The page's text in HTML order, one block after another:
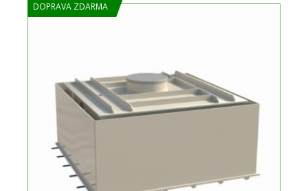
DOPRAVA ZDARMA